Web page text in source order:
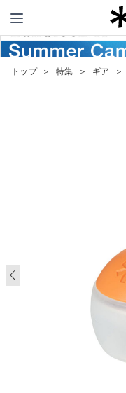
トップ ＞ 特集 ＞ ギア ＞